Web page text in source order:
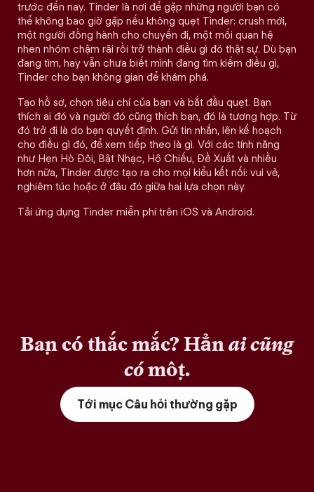
trước đến nay. Tinder là nơi để gặp những người bạn có
thể không bao giờ gặp nếu không quẹt Tinder: crush mới,
một người đồng hành cho chuyến đi, một mối quan hệ
nhen nhóm chậm rãi rồi trở thành điều gì đó thật sự. Dù bạn
đang tìm, hay vẫn chưa biết mình đang tìm kiếm điều gì,
Tinder cho bạn không gian để khám phá.
Tạo hồ sơ, chọn tiêu chí của bạn và bắt đầu quẹt. Bạn
thích ai đó và người đó cũng thích bạn, đó là tương hợp. Từ
đó trở đi là do bạn quyết định. Gửi tin nhắn, lên kế hoạch
cho điều gì đó, để xem tiếp theo là gì. Với các tính năng
như Hẹn Hò Đôi, Bật Nhạc, Hộ Chiếu, Đề Xuất và nhiều
hơn nữa, Tinder được tạo ra cho mọi kiểu kết nối: vui vẻ,
nghiêm túc hoặc ở đâu đó giữa hai lựa chọn này.
Tải ứng dụng Tinder miễn phí trên iOS và Android.
Bạn có thắc mắc? Hẳnai cũng
cómột.
Tới mục Câu hỏi thường gặp